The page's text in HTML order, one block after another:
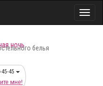
белья
45-45
мне!